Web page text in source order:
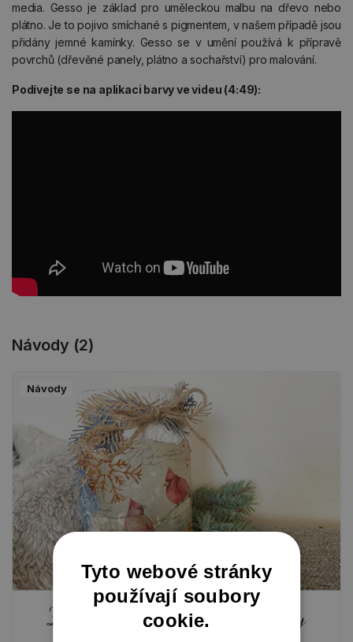
media. Gesso je základ pro uměleckou malbu na dřevo nebo
plátno. Je to pojivo smíchané s pigmentem, v našem případě jsou
přidány jemné kamínky. Gesso se v umění používá k přípravě
povrchů (dřevěné panely, plátno a sochařství) pro malování.
Podívejte se na aplikaci barvy ve videu (4:49):
Návody (2)
Návody
Zimní lampička ze zavařovačky
Tyto webové stránky
používají soubory
cookie.